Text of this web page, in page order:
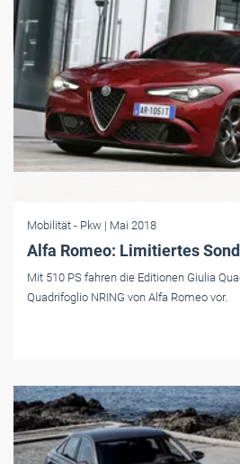
Mobilität - Pkw | Mai 2018
Alfa Romeo: Limitiertes
Mit 510 PS fahren die Editionen Giulia
Quadrifoglio NRING von Alfa Romeo vor.